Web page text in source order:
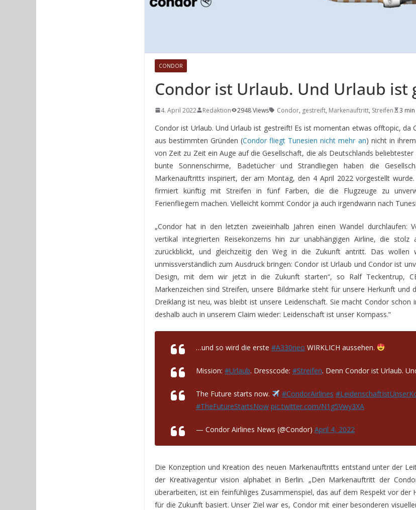
CONDOR
Condor ist Urlaub. Und Urlaub ist
4. April 2022 Redaktion 2948 Views Condor, gestreift, Markenauftritt, Streifen 3
Condor ist Urlaub. Und Urlaub ist gestreift! Es ist momentan etwas offtopic, da
aus bestimmten Gründen (Condor fliegt Tunesien nicht mehr an) nicht in
von Zeit zu Zeit ein Auge auf die Gesellschaft, die als Deutschlands
bunte Sonnenschirme, Badetücher und Strandliegen haben die
Markenauftritts inspiriert, der am Montag, den 4 April 2022 vorgestellt
firmiert künftig mit Streifen in fünf Farben, die die Flugzeuge zu
Ferienfliegern machen. Vielleicht kommt Condor ja auch irgendwann nach
„Condor hat in den letzten zweieinhalb Jahren einen Wandel durchlaufen:
vertikal integrierten Reisekonzerns hin zur unabhängigen Airline, die
zurückblickt, und gleichzeitig den Weg in die Zukunft antritt. Das wollen
unmissverständlich zum Ausdruck bringen: Condor ist Urlaub und Condor ist
Design, mit dem wir jetzt in die Zukunft starten“, so Ralf Teckentrup,
Markenzeichen sind Streifen, unsere Bildmarke steht für unsere Herkunft und
Dreiklang ist neu, was bleibt ist unsere Leidenschaft. Sie macht Condor schon
deshalb auch in unserem Claim wieder: Leidenschaft ist unser Kompass.“
…und so wird die erste #A330neo WIRKLICH aussehen.
Mission: #Urlaub. Dresscode: #Streifen. Denn Condor ist Urlaub.
The Future starts now. #CondorAirlines
#TheFutureStartsNow pic.twitter.com/N1g5Vwy3XA
— Condor Airlines News (@Condor) April 4, 2022
Die Konzeption und Kreation des neuen Markenauftritts entstand unter der
der Kreativagentur vision alphabet in Berlin. „Den Markenauftritt der
überarbeiten, ist ein feinfühliges Zusammenspiel, das auf dem Respekt vor der
für die Zukunft basiert. Unser Ziel war es, Condor mit einer besonderen